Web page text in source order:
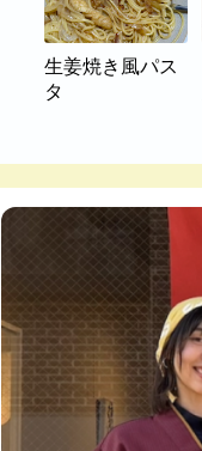
生姜焼き風パス
タ